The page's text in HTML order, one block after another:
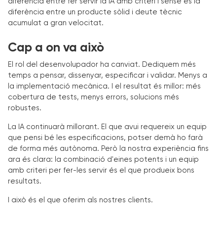
diferència entre un producte sòlid i deute tècnic
acumulat a gran velocitat.
Cap a on va això
El rol del desenvolupador ha canviat. Dediquem més
temps a pensar, dissenyar, especificar i validar. Menys a
la implementació mecànica. I el resultat és millor: més
cobertura de tests, menys errors, solucions més
robustes.
La IA continuarà millorant. El que avui requereix un equip
que pensi bé les especificacions, potser demà ho farà
de forma més autònoma. Però la nostra experiència fins
ara és clara: la combinació d'eines potents i un equip
amb criteri per fer-les servir és el que produeix bons
resultats.
I això és el que oferim als nostres clients.